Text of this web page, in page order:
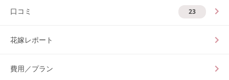
口コミ 23
花嫁レポート
費用／プラン